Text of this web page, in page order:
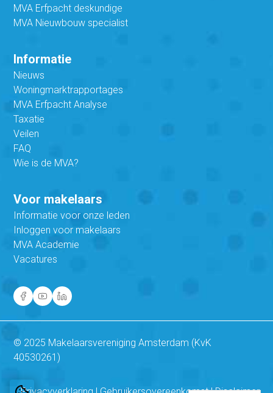
MVA Erfpacht deskundige
MVA Nieuwbouw specialist
Informatie
Nieuws
Woningmarktrapportages
MVA Erfpacht Analyse
Taxatie
Veilen
FAQ
Wie is de MVA?
Voor makelaars
Informatie voor onze leden
Inloggen voor makelaars
MVA Academie
Vacatures
© 2025 Makelaarsvereniging Amsterdam (KvK
40530261)